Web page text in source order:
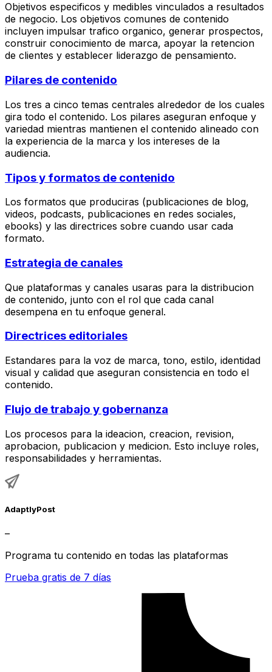
Objetivos especificos y medibles vinculados a resultados
de negocio. Los objetivos comunes de contenido
incluyen impulsar trafico organico, generar prospectos,
construir conocimiento de marca, apoyar la retencion
de clientes y establecer liderazgo de pensamiento.
Pilares de contenido
Los tres a cinco temas centrales alrededor de los cuales
gira todo el contenido. Los pilares aseguran enfoque y
variedad mientras mantienen el contenido alineado con
la experiencia de la marca y los intereses de la
audiencia.
Tipos y formatos de contenido
Los formatos que produciras (publicaciones de blog,
videos, podcasts, publicaciones en redes sociales,
ebooks) y las directrices sobre cuando usar cada
formato.
Estrategia de canales
Que plataformas y canales usaras para la distribucion
de contenido, junto con el rol que cada canal
desempena en tu enfoque general.
Directrices editoriales
Estandares para la voz de marca, tono, estilo, identidad
visual y calidad que aseguran consistencia en todo el
contenido.
Flujo de trabajo y gobernanza
Los procesos para la ideacion, creacion, revision,
aprobacion, publicacion y medicion. Esto incluye roles,
responsabilidades y herramientas.
AdaptlyPost
–
Programa tu contenido en todas las plataformas
Prueba gratis de 7 días